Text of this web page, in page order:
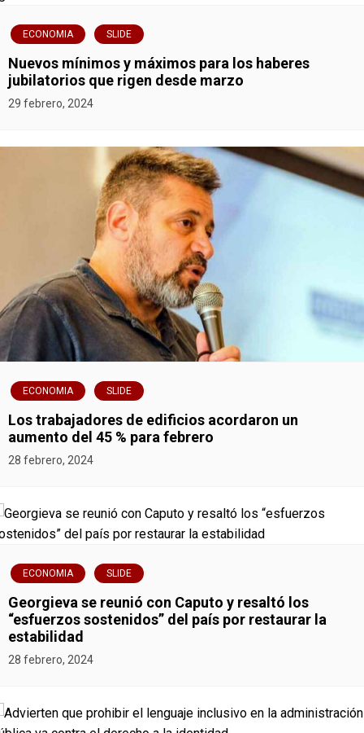
e
g
a
e
e
n
t
r
d
s
ECONOMIA SLIDE
Nuevos mínimos y máximos para los haberes
jubilatorios que rigen desde marzo
29 febrero, 2024
ECONOMIA SLIDE
Los trabajadores de edificios acordaron un
aumento del 45 % para febrero
28 febrero, 2024
ECONOMIA SLIDE
Georgieva se reunió con Caputo y resaltó los
“esfuerzos sostenidos” del país por restaurar la
estabilidad
28 febrero, 2024